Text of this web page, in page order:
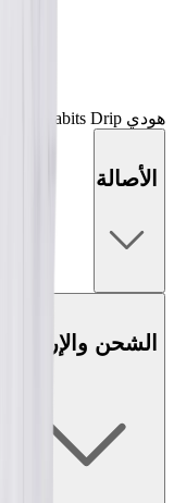
هودي VLONE X NAV Bad Habits Drip باللون الأبيض
الأصالة
الشحن والإرجاع